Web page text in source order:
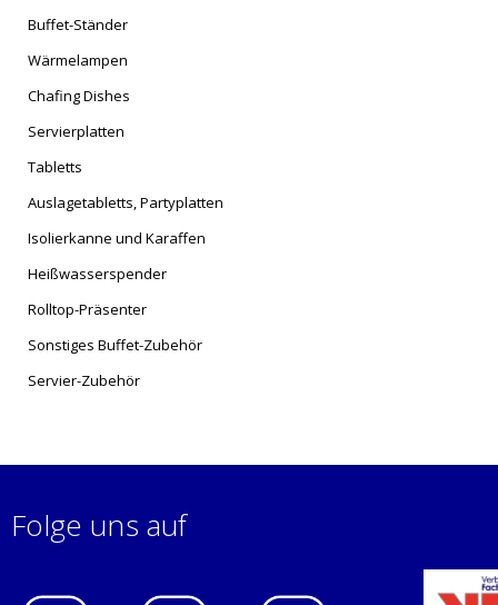
Buffet-Ständer
Wärmelampen
Chafing Dishes
Servierplatten
Tabletts
Auslagetabletts, Partyplatten
Isolierkanne und Karaffen
Heißwasserspender
Rolltop-Präsenter
Sonstiges Buffet-Zubehör
Servier-Zubehör
Folge uns auf